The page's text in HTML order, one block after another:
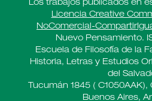
Los trabajos publicados en
Licencia Creative
NoComercial-
Nuevo Pensamiento.
Escuela de Filosofía de la
Historia, Letras y Estudios
del
Tucumán 1845 (
Buenos Aires,